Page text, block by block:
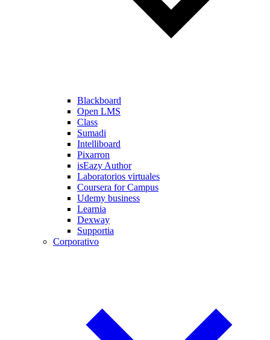
Blackboard
Open LMS
Class
Sumadi
Intelliboard
Pixarron
isEazy Author
Laboratorios virtuales
Coursera for Campus
Udemy business
Learnia
Dexway
Supportia
Corporativo